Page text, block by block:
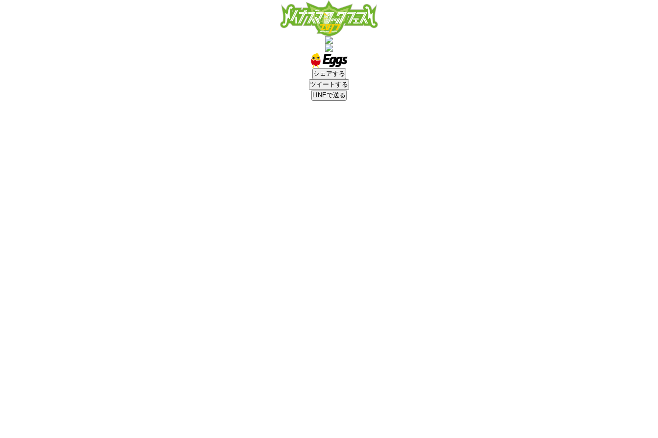
シェアする
ツイートする
LINEで送る